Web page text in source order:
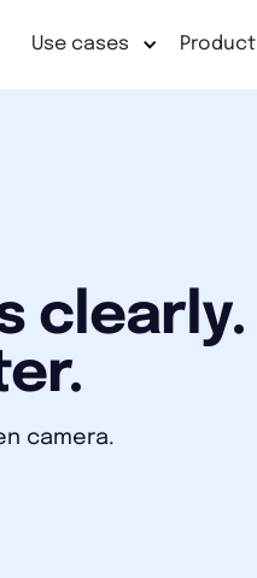
Use cases Product
clearly.
camera.